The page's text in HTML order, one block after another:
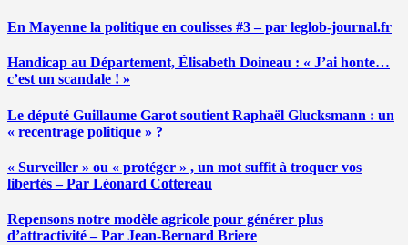
En Mayenne la politique en coulisses #3 – par leglob-journal.fr
Handicap au Département, Élisabeth Doineau : « J’ai honte…
c’est un scandale ! »
Le député Guillaume Garot soutient Raphaël Glucksmann : un
« recentrage politique » ?
« Surveiller » ou « protéger » , un mot suffit à troquer vos
libertés – Par Léonard Cottereau
Repensons notre modèle agricole pour générer plus
d’attractivité – Par Jean-Bernard Briere